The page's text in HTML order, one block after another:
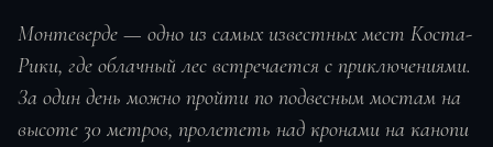
Монтеверде — одно из самых известных мест Коста-
Рики, где облачный лес встречается с приключениями.
За один день можно пройти по подвесным мостам на
высоте 30 метров, пролететь над кронами на канопи